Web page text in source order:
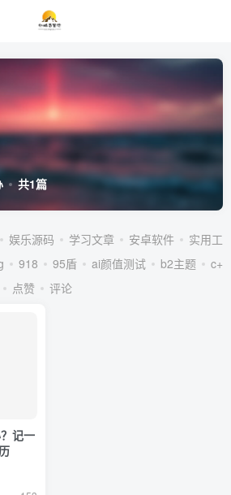
共1篇
娱乐源码 学习文章 安卓软件
实用工
918 95盾 ai颜值测试 b2主题
c++
点赞 评论
记一